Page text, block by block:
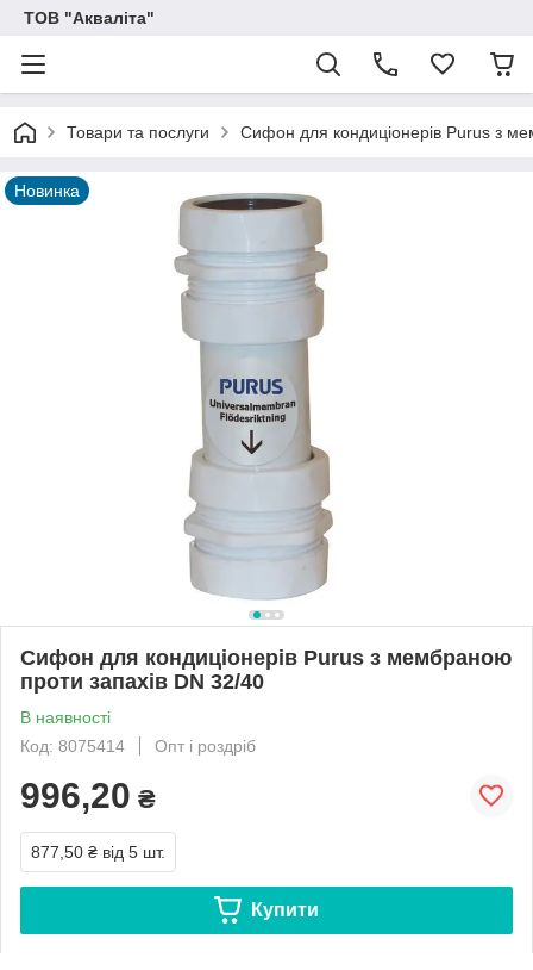
ТОВ "Акваліта"
Товари та послуги Сифон для кондиціонерів Purus з
Новинка
Сифон для кондиціонерів Purus з мембраною
проти запахів DN 32/40
В наявності
Код: 8075414
Опт і роздріб
996,20 ₴
877,50 ₴ від 5 шт.
Купити